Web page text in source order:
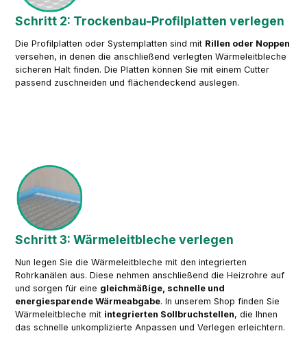
Schritt 2: Trockenbau-Profilplatten verlegen
Die Profilplatten oder Systemplatten sind mit Rillen oder Noppen
versehen, in denen die anschließend verlegten Wärmeleitbleche
sicheren Halt finden. Die Platten können Sie mit einem Cutter
passend zuschneiden und flächendeckend auslegen.
Schritt 3: Wärmeleitbleche verlegen
Nun legen Sie die Wärmeleitbleche mit den integrierten
Rohrkanälen aus. Diese nehmen anschließend die Heizrohre auf
und sorgen für eine gleichmäßige, schnelle und
energiesparende Wärmeabgabe. In unserem Shop finden Sie
Wärmeleitbleche mit integrierten Sollbruchstellen, die Ihnen
das schnelle unkomplizierte Anpassen und Verlegen erleichtern.